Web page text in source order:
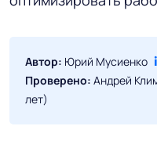
Автор: Юрий Мусиенко
Проверено: Андрей
лет)